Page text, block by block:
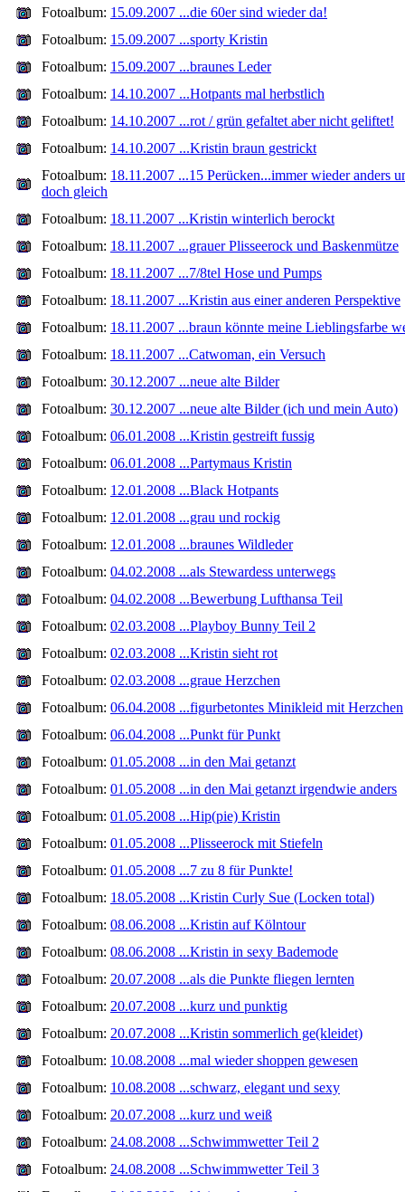
Fotoalbum: 15.09.2007 ...die 60er sind wieder da!
Fotoalbum: 15.09.2007 ...sporty Kristin
Fotoalbum: 15.09.2007 ...braunes Leder
Fotoalbum: 14.10.2007 ...Hotpants mal herbstlich
Fotoalbum: 14.10.2007 ...rot / grün gefaltet aber nicht geliftet!
Fotoalbum: 14.10.2007 ...Kristin braun gestrickt
Fotoalbum: 18.11.2007 ...15 Perücken...immer wieder anders
doch gleich
Fotoalbum: 18.11.2007 ...Kristin winterlich berockt
Fotoalbum: 18.11.2007 ...grauer Plisseerock und Baskenmütze
Fotoalbum: 18.11.2007 ...7/8tel Hose und Pumps
Fotoalbum: 18.11.2007 ...Kristin aus einer anderen Perspektive
Fotoalbum: 18.11.2007 ...braun könnte meine Lieblingsfarbe
Fotoalbum: 18.11.2007 ...Catwoman, ein Versuch
Fotoalbum: 30.12.2007 ...neue alte Bilder
Fotoalbum: 30.12.2007 ...neue alte Bilder (ich und mein Auto)
Fotoalbum: 06.01.2008 ...Kristin gestreift fussig
Fotoalbum: 06.01.2008 ...Partymaus Kristin
Fotoalbum: 12.01.2008 ...Black Hotpants
Fotoalbum: 12.01.2008 ...grau und rockig
Fotoalbum: 12.01.2008 ...braunes Wildleder
Fotoalbum: 04.02.2008 ...als Stewardess unterwegs
Fotoalbum: 04.02.2008 ...Bewerbung Lufthansa Teil
Fotoalbum: 02.03.2008 ...Playboy Bunny Teil 2
Fotoalbum: 02.03.2008 ...Kristin sieht rot
Fotoalbum: 02.03.2008 ...graue Herzchen
Fotoalbum: 06.04.2008 ...figurbetontes Minikleid mit Herzchen
Fotoalbum: 06.04.2008 ...Punkt für Punkt
Fotoalbum: 01.05.2008 ...in den Mai getanzt
Fotoalbum: 01.05.2008 ...in den Mai getanzt irgendwie anders
Fotoalbum: 01.05.2008 ...Hip(pie) Kristin
Fotoalbum: 01.05.2008 ...Plisseerock mit Stiefeln
Fotoalbum: 01.05.2008 ...7 zu 8 für Punkte!
Fotoalbum: 18.05.2008 ...Kristin Curly Sue (Locken total)
Fotoalbum: 08.06.2008 ...Kristin auf Kölntour
Fotoalbum: 08.06.2008 ...Kristin in sexy Bademode
Fotoalbum: 20.07.2008 ...als die Punkte fliegen lernten
Fotoalbum: 20.07.2008 ...kurz und punktig
Fotoalbum: 20.07.2008 ...Kristin sommerlich ge(kleidet)
Fotoalbum: 10.08.2008 ...mal wieder shoppen gewesen
Fotoalbum: 10.08.2008 ...schwarz, elegant und sexy
Fotoalbum: 20.07.2008 ...kurz und weiß
Fotoalbum: 24.08.2008 ...Schwimmwetter Teil 2
Fotoalbum: 24.08.2008 ...Schwimmwetter Teil 3